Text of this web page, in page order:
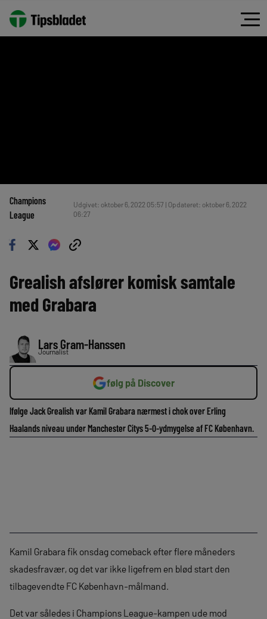
Champions
League
Udgivet: oktober 6, 2022 05:57 | Opdateret: oktober 6, 2022
06:27
Grealish afslører komisk samtale
med Grabara
Lars Gram-Hanssen
Journalist
følg på Discover
Ifølge Jack Grealish var Kamil Grabara nærmest i chok over Erling
Haalands niveau under Manchester Citys 5-0-ydmygelse af FC København.
Kamil Grabara fik onsdag comeback efter flere måneders
skadesfravær, og det var ikke ligefrem en blød start den
tilbagevendte FC København-målmand.
Det var således i Champions League-kampen ude mod